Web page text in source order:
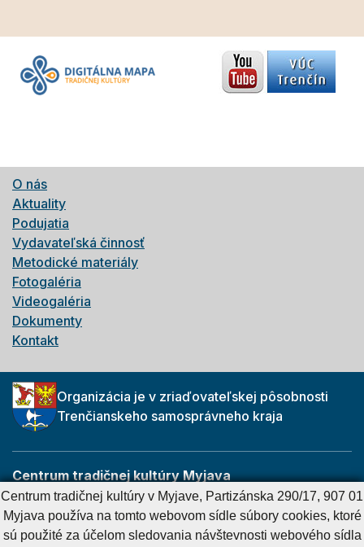
O nás
Aktuality
Podujatia
Vydavateľská činnosť
Metodické materiály
Fotogaléria
Videogaléria
Dokumenty
Kontakt
Organizácia je v zriaďovateľskej pôsobnosti
Trenčianskeho samosprávneho kraja
Centrum tradičnej kultúry Myjava
Partizánska 290/17
907 01 Myjava
Centrum tradičnej kultúry v Myjave, Partizánska 290/17, 907 01
Myjava používa na tomto webovom sídle súbory cookies, ktoré
sú použité za účelom sledovania návštevnosti webového sídla